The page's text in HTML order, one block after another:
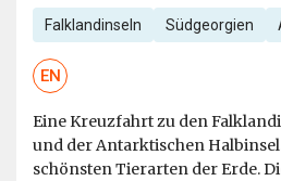
Falklandinseln Südgeorgien
EN
Eine Kreuzfahrt zu den
und der Antarktischen
schönsten Tierarten der Erde.